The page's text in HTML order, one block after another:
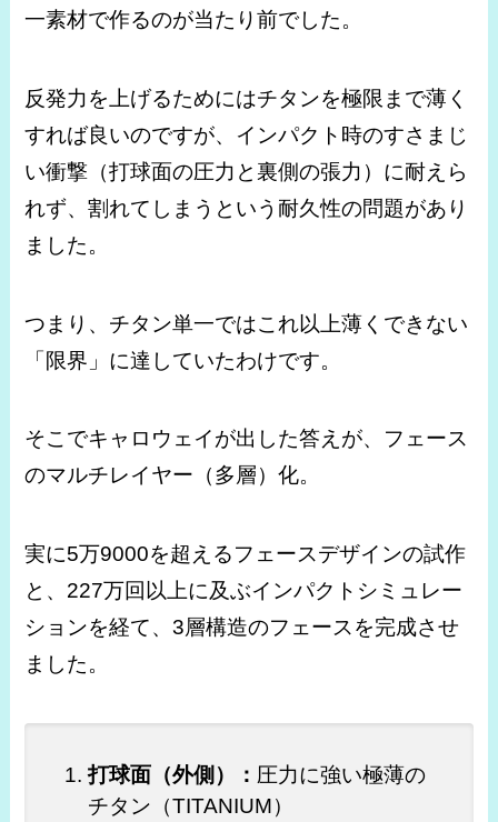
一素材で作るのが当たり前でした。
反発力を上げるためにはチタンを極限まで薄く
すれば良いのですが、インパクト時のすさまじ
い衝撃（打球面の圧力と裏側の張力）に耐えら
れず、割れてしまうという耐久性の問題があり
ました。
つまり、チタン単一ではこれ以上薄くできない
「限界」に達していたわけです。
そこでキャロウェイが出した答えが、フェース
のマルチレイヤー（多層）化。
実に5万9000を超えるフェースデザインの試作
と、227万回以上に及ぶインパクトシミュレー
ションを経て、3層構造のフェースを完成させ
ました。
打球面（外側）： 圧力に強い極薄の
チタン（TITANIUM）